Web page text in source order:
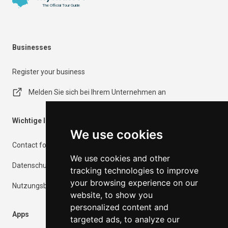
We use cookies
We use cookies and other
tracking technologies to improve
your browsing experience on our
website, to show you
personalized content and
targeted ads, to analyze our
The Official Tour Guide
Businesses
Register your business
Melden Sie sich bei Ihrem Unternehmen an
Wichtige Informationen
Contact form
Datenschutzrichtlinie
Nutzungsbedingungen
Apps